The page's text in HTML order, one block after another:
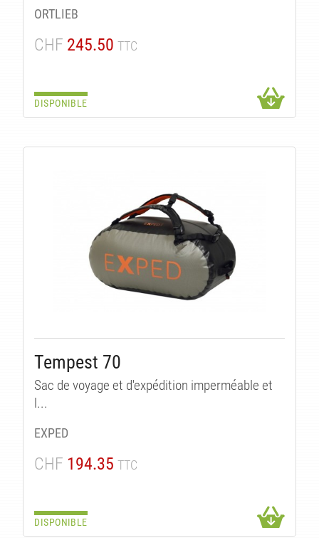
ORTLIEB
CHF 245.50 TTC
DISPONIBLE
Tempest 70
Sac de voyage et d'expédition imperméable et
l...
EXPED
CHF 194.35 TTC
DISPONIBLE